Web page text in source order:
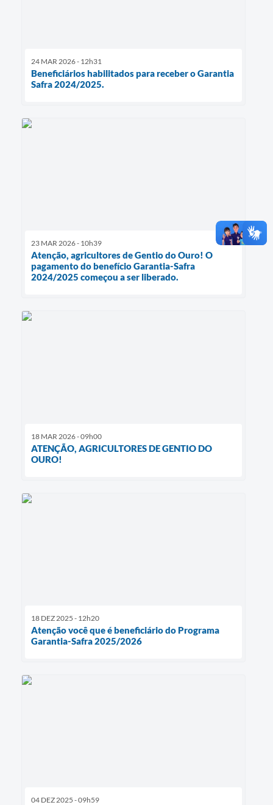
24 MAR 2026 - 12h31
Beneficiários habilitados para receber o Garantia
Safra 2024/2025.
23 MAR 2026 - 10h39
Atenção, agricultores de Gentio do Ouro! O
pagamento do benefício Garantia-Safra
2024/2025 começou a ser liberado.
18 MAR 2026 - 09h00
ATENÇÃO, AGRICULTORES DE GENTIO DO
OURO!
18 DEZ 2025 - 12h20
Atenção você que é beneficiário do Programa
Garantia-Safra 2025/2026
04 DEZ 2025 - 09h59